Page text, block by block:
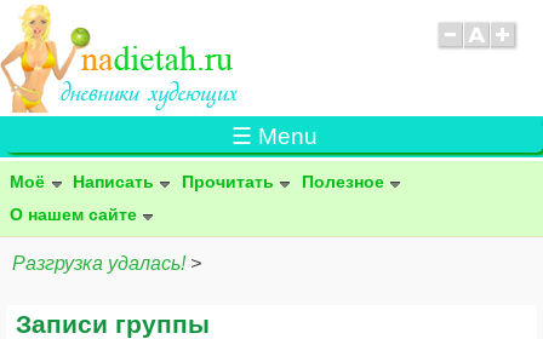
☰ Menu
Моё Написать Прочитать
Полезное
О нашем сайте
Разгрузка удалась!>
Записи группы